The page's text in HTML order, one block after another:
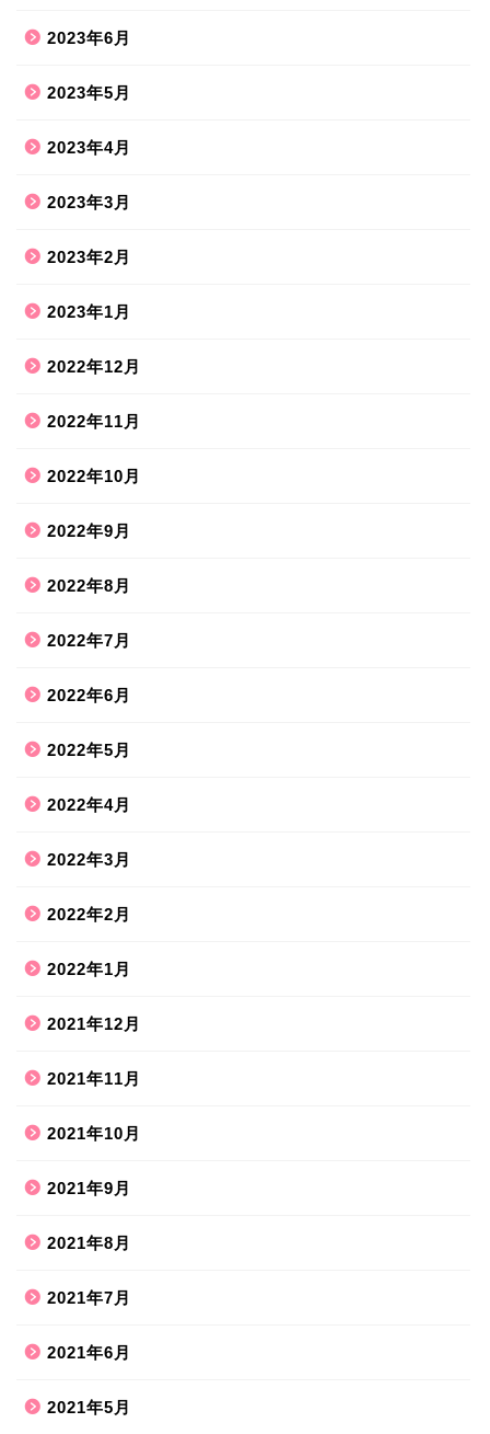
2023年6月
2023年5月
2023年4月
2023年3月
2023年2月
2023年1月
2022年12月
2022年11月
2022年10月
2022年9月
2022年8月
2022年7月
2022年6月
2022年5月
2022年4月
2022年3月
2022年2月
2022年1月
2021年12月
2021年11月
2021年10月
2021年9月
2021年8月
2021年7月
2021年6月
2021年5月